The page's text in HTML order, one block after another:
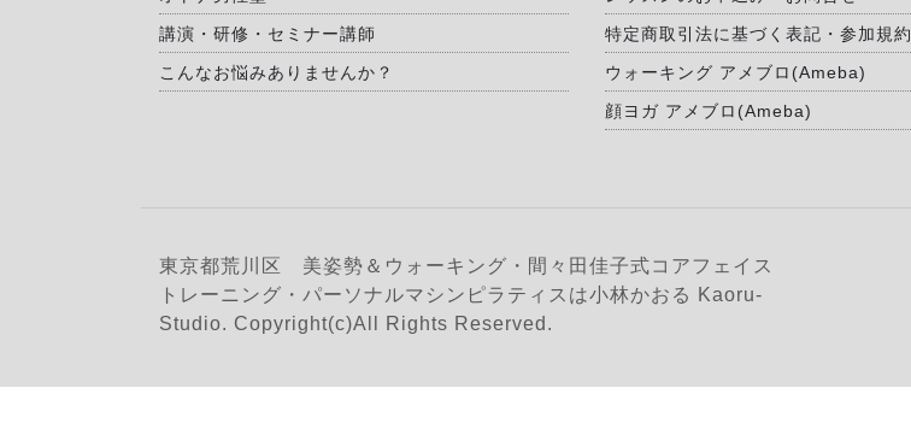
講演・研修・セミナー講師
こんなお悩みありませんか？
特定商取引法に基づく表記・参加規約
ウォーキング アメブロ(Ameba)
顔ヨガ アメブロ(Ameba)
東京都荒川区 美姿勢＆ウォーキング・間々田佳子式コアフェイス
トレーニング・パーソナルマシンピラティスは小林かおる Kaoru-
Studio. Copyright(c)All Rights Reserved.